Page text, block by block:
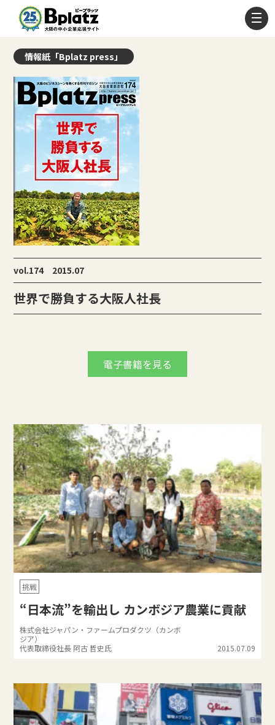
情報紙「Bplatz press」
vol.174 2015.07
世界で勝負する大阪人社長
電子書籍を見る
挑戦
“日本流”を輸出し カンボジア農業に貢献
株式会社ジャパン・ファームプロダクツ（カンボ
ジア）
代表取締役社長 阿古 哲史氏
2015.07.09